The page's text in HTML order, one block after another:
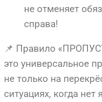
не отменяет
справа!
📌 Правило
это универсальное
не только на
ситуациях, когда нет